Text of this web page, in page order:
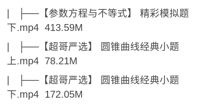
| ├──【参数方程与不等式】 精彩模拟题
下.mp4 413.59M
| ├──【超哥严选】 圆锥曲线经典小题
上.mp4 78.21M
| ├──【超哥严选】 圆锥曲线经典小题
下.mp4 172.05M